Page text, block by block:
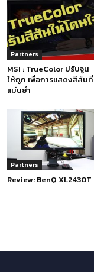
Partners
MSI : TrueColor ปรับจูน
ให้ถูก เพื่อการแสดงสีสันที่
แม่นยำ
Partners
Review: BenQ XL2430T